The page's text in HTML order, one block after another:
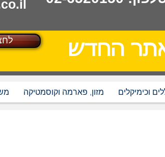
מזון, פארמה וקוסמטיקה וכימיקלים
החדש